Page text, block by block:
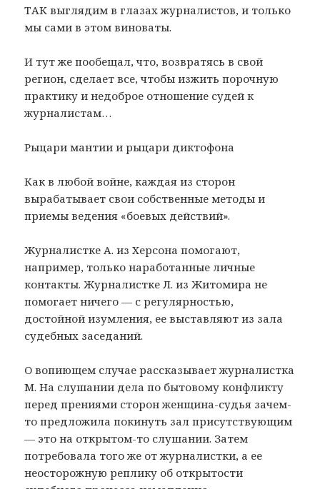
ТАК выглядим в глазах журналистов, и только
мы сами в этом виноваты.
И тут же пообещал, что, возвратясь в свой
регион, сделает все, чтобы изжить порочную
практику и недоброе отношение судей к
журналистам…
Рыцари мантии и рыцари диктофона
Как в любой войне, каждая из сторон
вырабатывает свои собственные методы и
приемы ведения «боевых действий».
Журналистке А. из Херсона помогают,
например, только наработанные личные
контакты. Журналистке Л. из Житомира не
помогает ничего — с регулярностью,
достойной изумления, ее выставляют из зала
судебных заседаний.
О вопиющем случае рассказывает журналистка
М. На слушании дела по бытовому конфликту
перед прениями сторон женщина-судья зачем-
то предложила покинуть зал присутствующим
— это на открытом-то слушании. Затем
потребовала того же от журналистки, а ее
неосторожную реплику об открытости